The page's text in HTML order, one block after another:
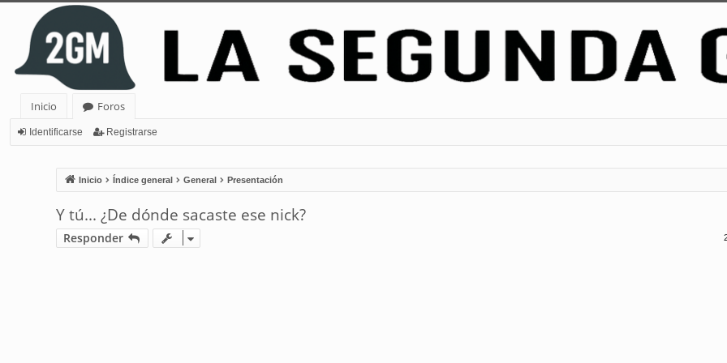
Inicio
Foros
Identificarse Registrarse
Inicio Índice general General Presentación
Y tú... ¿De dónde sacaste ese nick?
Responder